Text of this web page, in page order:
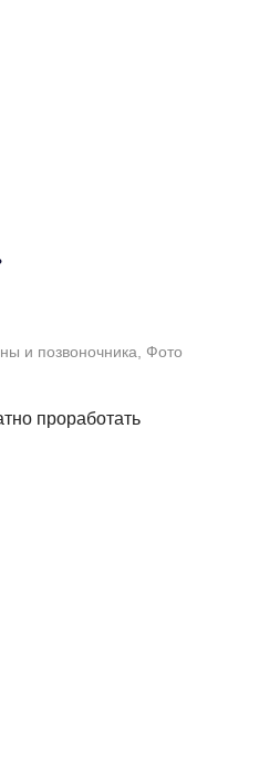
и позвоночника, Фото
проработать